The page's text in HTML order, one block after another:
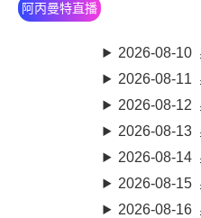
阿丙曼特直播
2026-08-10
2026-08-11
2026-08-12
2026-08-13
2026-08-14
2026-08-15
2026-08-16